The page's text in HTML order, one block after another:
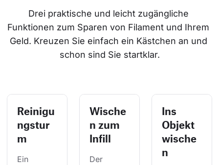
Drei praktische und leicht zugängliche
Funktionen zum Sparen von Filament und Ihrem
Geld. Kreuzen Sie einfach ein Kästchen an und
schon sind Sie startklar.
Reinigu
ngstur
m
Ein
Wische
n zum
Infill
Der
Ins
Objekt
wische
n